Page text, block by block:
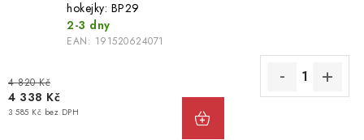
hokejky: BP29
2-3 dny
EAN: 191520624071
4 820 Kč
4 338 Kč
3 585 Kč bez DPH